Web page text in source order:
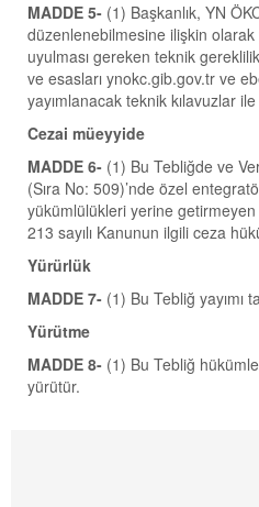
MADDE 5- (1) Başkanlık, YN
düzenlenebilmesine ilişkin olarak
uyulması gereken teknik
ve esasları ynokc.gib.gov.tr ve
yayımlanacak teknik kılavuzlar
Cezai müeyyide
MADDE 6- (1) Bu Tebliğde ve
(Sıra No: 509)’nde özel
yükümlülükleri yerine
213 sayılı Kanunun ilgili ceza
Yürürlük
MADDE 7- (1) Bu Tebliğ yayımı
Yürütme
MADDE 8- (1) Bu Tebliğ
yürütür.